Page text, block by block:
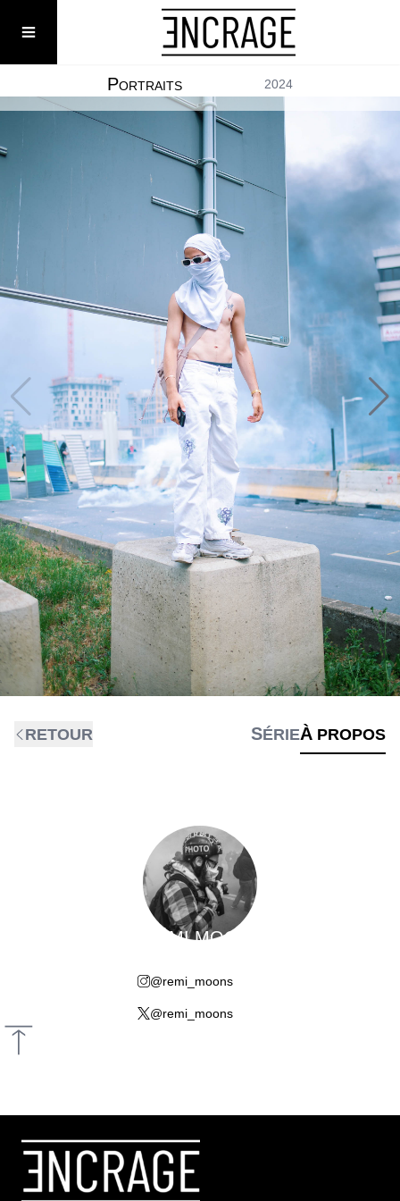
Menu
PORTRAITS 2024
RETOUR SÉRIE À PROPOS
ÉMI MOONS
@remi_moons
@remi_moons